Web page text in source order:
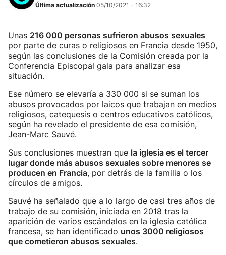
Última actualización 05/10/2021 - 16:32
Unas 216 000 personas sufrieron abusos sexuales
por parte de curas o religiosos en Francia desde 1950,
según las conclusiones de la Comisión creada por la
Conferencia Episcopal gala para analizar esa
situación.
Ese número se elevaría a 330 000 si se suman los
abusos provocados por laicos que trabajan en medios
religiosos, catequesis o centros educativos católicos,
según ha revelado el presidente de esa comisión,
Jean-Marc Sauvé.
Sus conclusiones muestran que la iglesia es el tercer
lugar donde más abusos sexuales sobre menores se
producen en Francia, por detrás de la familia o los
círculos de amigos.
Sauvé ha señalado que a lo largo de casi tres años de
trabajo de su comisión, iniciada en 2018 tras la
aparición de varios escándalos en la iglesia católica
francesa, se han identificado unos 3000 religiosos
que cometieron abusos sexuales.